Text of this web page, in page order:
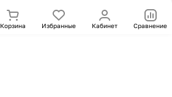
Корзина Избранные Кабинет Сравнение